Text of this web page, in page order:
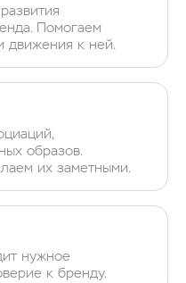
Помогаем
движения к ней.
образов.
их заметными.
нужное
к бренду.